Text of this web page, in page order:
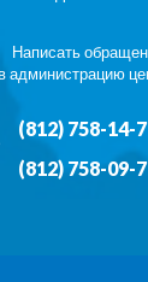
Написать
администрацию
(812) 758-14-
(812) 758-09-